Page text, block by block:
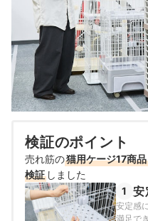
検証のポイント
売れ筋の猫用ケージ17商品
検証 しました
1 安
安定感
満足で